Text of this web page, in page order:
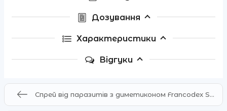
Дозування
Характеристики
Відгуки
Спрей від паразитів з диметиконом Francodex Spray Dimethicone, для собак та котів